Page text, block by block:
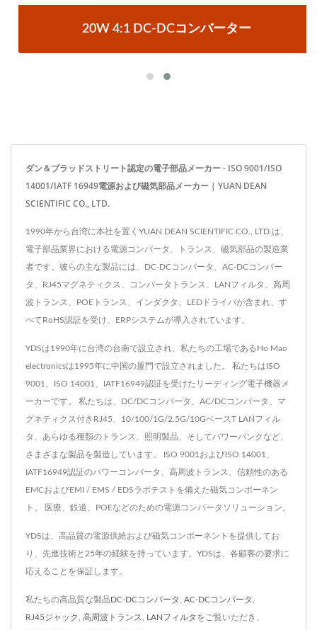
20W 4:1 DC-DCコンバーター
ダン＆ブラッドストリート認定の電子部品メーカー - ISO 9001/ISO
14001/IATF 16949電源および磁気部品メーカー | YUAN DEAN
SCIENTIFIC CO., LTD.
1990年から台湾に本社を置くYUAN DEAN SCIENTIFIC CO., LTD.は、
電子部品業界における電源コンバータ、トランス、磁気部品の製造業
者です。彼らの主な製品には、DC-DCコンバータ、AC-DCコンバー
タ、RJ45マグネティクス、コンバータトランス、LANフィルタ、高周
波トランス、POEトランス、インダクタ、LEDドライバが含まれ、す
べてRoHS認証を受け、ERPシステムが導入されています。
YDSは1990年に台湾の台南で設立され、私たちの工場であるHo Mao
electronicsは1995年に中国の厦門で設立されました。 私たちはISO
9001、ISO 14001、IATF16949認証を受けたリーディング電子機器メ
ーカーです。 私たちは、DC/DCコンバータ、AC/DCコンバータ、マ
グネティクス付きRJ45、10/100/1G/2.5G/10GベースT LANフィル
タ、あらゆる種類のトランス、照明製品、そしてパワーバンクなど、
さまざまな製品を製造しています。 ISO 9001およびISO 14001、
IATF16949認証のパワーコンバータ、高周波トランス、信頼性のある
EMCおよびEMI / EMS / EDSラボテストを備えた磁気コンポーネン
ト。 医療、鉄道、POEなどのための電源コンバータソリューション。
YDSは、高品質の電源供給および磁気コンポーネントを提供してお
り、先進技術と25年の経験を持っています。YDSは、各顧客の要求に
応えることを保証します。
私たちの高品質な製品 DC-DCコンバータ AC-DCコンバータ
RJ45ジャック 高周波トランス LANフィルタ をご覧いただき、